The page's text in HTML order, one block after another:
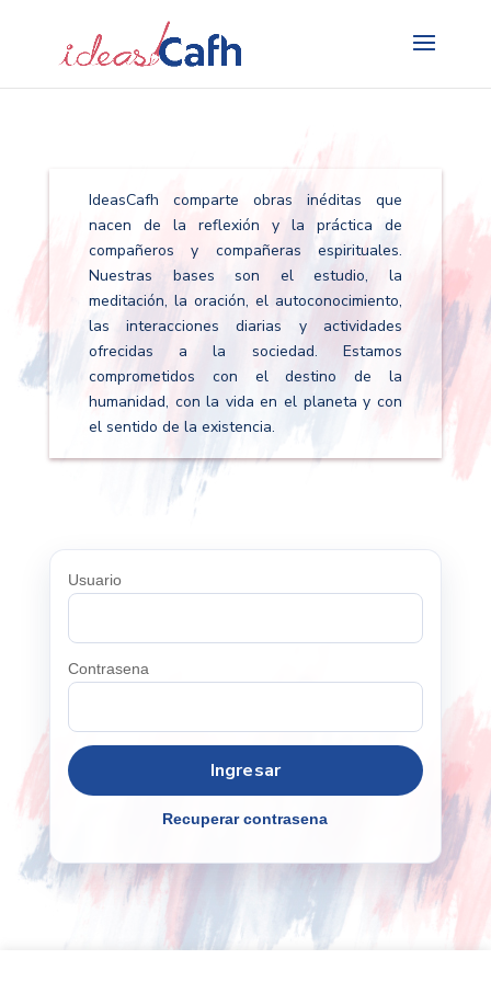
IdeasCafh comparte obras inéditas que
nacen de la reflexión y la práctica de
compañeros y compañeras espirituales.
Nuestras bases son el estudio, la
meditación, la oración, el autoconocimiento,
las interacciones diarias y actividades
ofrecidas a la sociedad. Estamos
comprometidos con el destino de la
humanidad, con la vida en el planeta y con
el sentido de la existencia.
Usuario
Contrasena
Recuperar contrasena